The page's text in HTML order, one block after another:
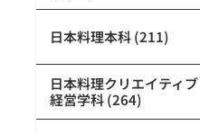
日本料理本科 (211)
日本料理クリエイティブ
経営学科 (264)